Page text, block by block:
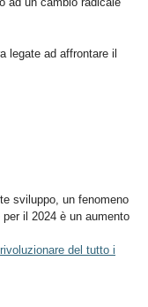
legate ad affrontare il
sviluppo, un fenomeno
il 2024 è un aumento
rivoluzionare del tutto i